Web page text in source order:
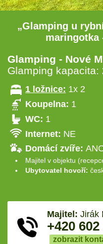
„Glamping u
maringotka
Glamping - Nové
Glamping kapacita:
1 ložnice: 1x 2
Koupelna: 1
WC: 1
Internet: NE
Domácí zvíře:
Majitel v objektu
Ubytovatel hovoří:
Majitel: Jirák
+420 602
zobrazit